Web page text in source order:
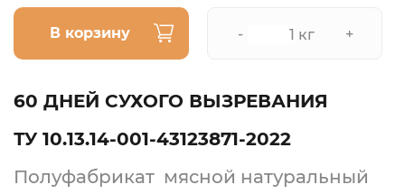
В корзину - кг +
60 ДНЕЙ СУХОГО ВЫЗРЕВАНИЯ
ТУ 10.13.14-001-43123871-2022
Полуфабрикат мясной натуральный